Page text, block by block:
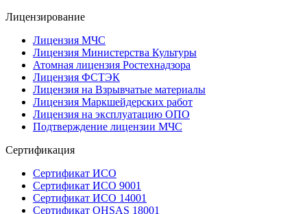
Лицензирование
Лицензия МЧС
Лицензия Министерства Культуры
Атомная лицензия Ростехнадзора
Лицензия ФСТЭК
Лицензия на Взрывчатые материалы
Лицензия Маркшейдерских работ
Лицензия на эксплуатацию ОПО
Подтверждение лицензии МЧС
Сертификация
Сертификат ИСО
Сертификат ИСО 9001
Сертификат ИСО 14001
Сертификат OHSAS 18001